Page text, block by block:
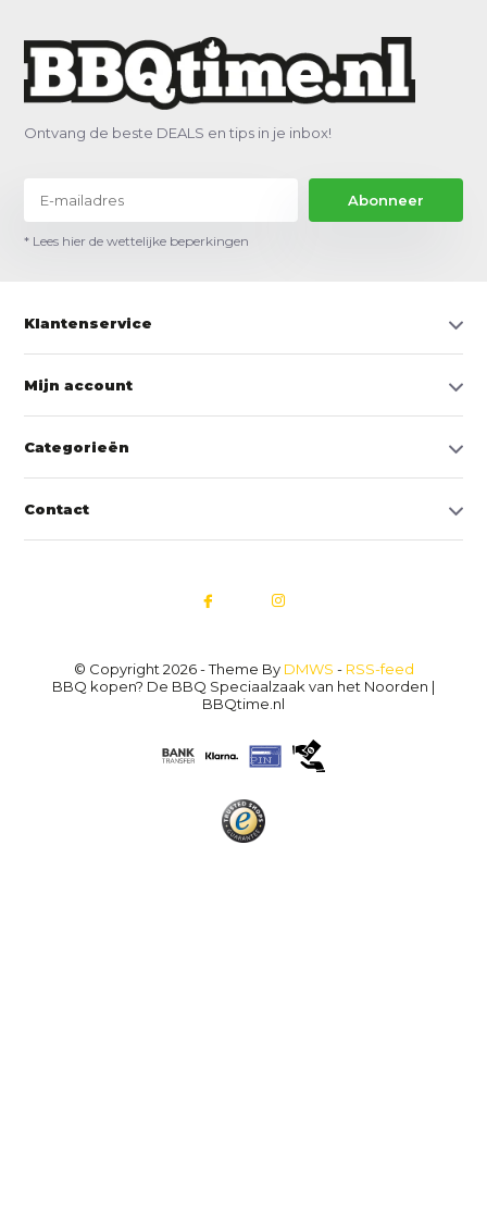
Ontvang de beste DEALS en tips in je inbox!
Abonneer
* Lees hier de wettelijke beperkingen
Klantenservice
Mijn account
Categorieën
Contact
© Copyright 2026 - Theme By DMWS - RSS-feed
BBQ kopen? De BBQ Speciaalzaak van het Noorden |
BBQtime.nl